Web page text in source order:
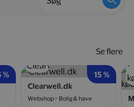
% 15 %
Clearwell.dk
Webshop
Bolig & have
Se flere